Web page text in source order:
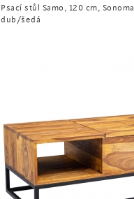
Psací stůl Samo, 120 cm, Sonoma
dub/šedá